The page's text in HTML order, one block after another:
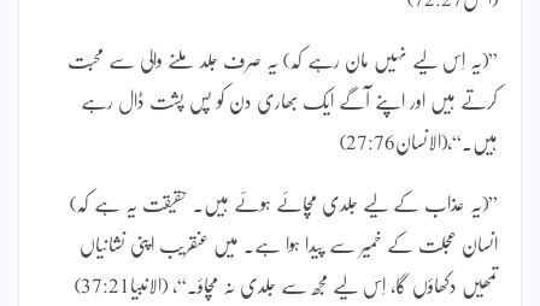
”(یہ اِس لیے نہیں مان رہے کہ) یہ صرف جلد ملنے والی سے محبت
کرتے ہیں اور اپنے آگے ایک بھاری دن کو پس پشت ڈال رہے
ہیں۔“،(الانسان27:76)
”(یہ عذاب کے لیے جلدی مچائے ہوئے ہیں۔ حقیقت یہ ہے کہ)
انسان عجلت کے خمیر سے پیدا ہوا ہے۔ میں عنقریب اپنی نشانیاں
تمھیں دکھاؤں گا، اِس لیے مجھ سے جلدی نہ مچاؤ۔“، (الانبیا37:21)